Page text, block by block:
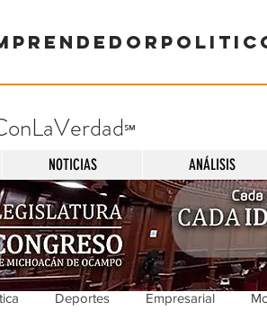
℠
NOTICIAS ANÁLISIS
Deportes Empresarial